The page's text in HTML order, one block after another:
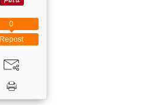
Repost
0